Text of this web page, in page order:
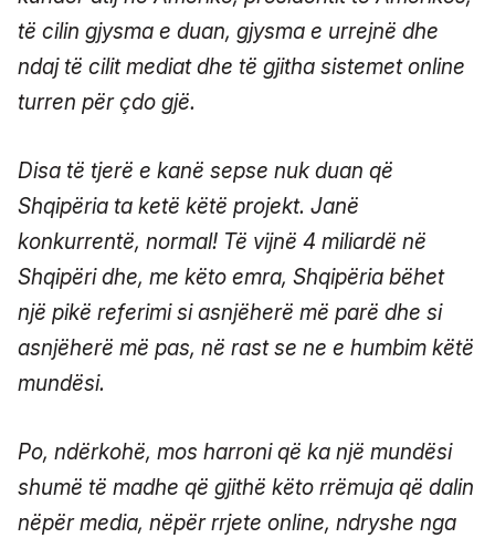
të cilin gjysma e duan, gjysma e urrejnë dhe
ndaj të cilit mediat dhe të gjitha sistemet online
turren për çdo gjë.
Disa të tjerë e kanë sepse nuk duan që
Shqipëria ta ketë këtë projekt. Janë
konkurrentë, normal! Të vijnë 4 miliardë në
Shqipëri dhe, me këto emra, Shqipëria bëhet
një pikë referimi si asnjëherë më parë dhe si
asnjëherë më pas, në rast se ne e humbim këtë
mundësi.
Po, ndërkohë, mos harroni që ka një mundësi
shumë të madhe që gjithë këto rrëmuja që dalin
nëpër media, nëpër rrjete online, ndryshe nga